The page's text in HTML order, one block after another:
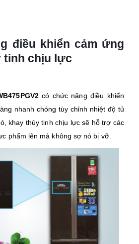
điều khiển cảm ứng
tinh chịu lực
có chức năng điều khiển
nhanh chóng tùy chỉnh nhiệt độ tủ
khay thủy tinh chịu lực sẽ hỗ trợ các
phẩm lên mà không sợ nó bị vỡ.